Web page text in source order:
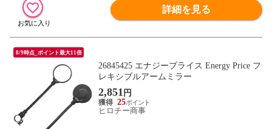
詳細を見る
8/9時点_ポイント最大11倍
26845425 エナジープライス Energy Price フ
レキシブルアームミラー
2,851 円
25
ヒロチー商事